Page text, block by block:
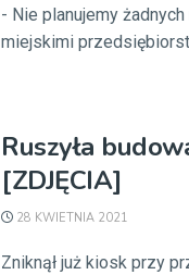
- Nie planujemy
miejskimi
Ruszyła
[ZDJĘCIA]
28 KWIETNIA 2021
Zniknął już kiosk przy